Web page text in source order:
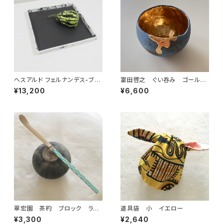
ヘスアルド フェルナンデス-ブラ
ボ 正方プレート ブラック
¥13,200
富田啓之 ぐい呑み ゴールド/
ブルー
¥6,600
翠宏園 茶杓 ブロック ライ
トブルー
¥3,300
道具袋 小 イエロー
¥2,640